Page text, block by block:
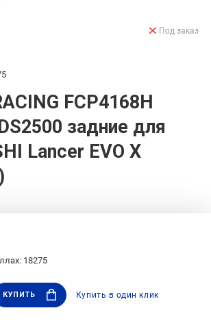
FCP4168H
задние для
Lancer EVO X
Под заказ
18275
КУПИТЬ Купить в один клик